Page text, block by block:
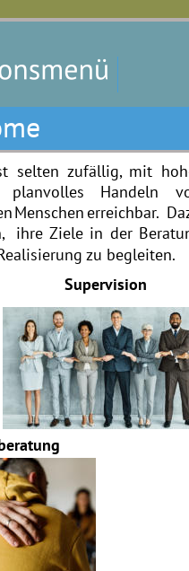
Supervision
selten zufällig, mit
planvolles Handeln
Menschenerreichbar.
ihre Ziele in der
zu begleiten.